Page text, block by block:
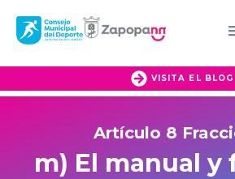
VISITA EL BLOG
Artículo 8
m) El manual y